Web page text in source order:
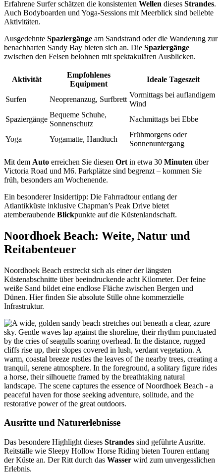
Erfahrene Surfer schätzen die konsistenten Wellen dieses Strandes.
Auch Bodyboarden und Yoga-Sessions mit Meerblick sind beliebte
Aktivitäten.
Ausgedehnte Spaziergänge am Sandstrand oder die Wanderung zur
benachbarten Sandy Bay bieten sich an. Die Spaziergänge
zwischen den Felsen belohnen mit spektakulären Ausblicken.
Aktivität
Empfohlenes
Equipment
Ideale Tageszeit
Surfen Neoprenanzug, Surfbrett
Vormittags bei auflandigem
Wind
Spaziergänge
Bequeme Schuhe,
Sonnenschutz
Nachmittags bei Ebbe
Yoga Yogamatte, Handtuch
Frühmorgens oder
Sonnenuntergang
Mit dem Auto erreichen Sie diesen Ort in etwa 30 Minuten über
Victoria Road und M6. Parkplätze sind begrenzt – kommen Sie
früh, besonders am Wochenende.
Ein besonderer Insidertipp: Die Fahrradtour entlang der
Atlantikküste inklusive Chapman’s Peak Drive bietet
atemberaubende Blickpunkte auf die Küstenlandschaft.
Noordhoek Beach: Weite, Natur und
Reitabenteuer
Noordhoek Beach erstreckt sich als einer der längsten
Küstenabschnitte über beeindruckende acht Kilometer. Der feine
weiße Sand bildet eine endlose Fläche zwischen Bergen und
Dünen. Hier finden Sie absolute Stille ohne kommerzielle
Infrastruktur.
Ausritte und Naturerlebnisse
Das besondere Highlight dieses Strandes sind geführte Ausritte.
Reitställe wie Sleepy Hollow Horse Riding bieten Touren entlang
der Küste an. Der Ritt durch das Wasser wird zum unvergesslichen
Erlebnis.